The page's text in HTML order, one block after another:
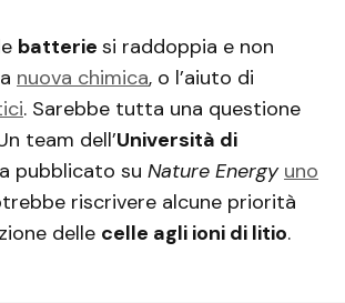
batterie si raddoppia e non
nuova chimica, o l’aiuto di
. Sarebbe tutta una questione
team dell’Università di
pubblicato su Nature Energy uno
riscrivere alcune priorità
delle celle agli ioni di litio.